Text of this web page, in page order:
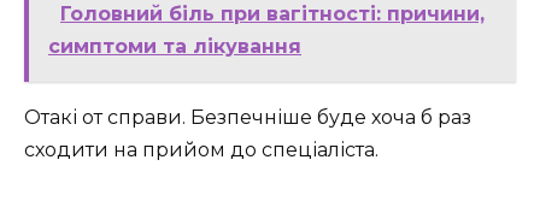
Головний біль при вагітності: причини,
симптоми та лікування
Отакі от справи. Безпечніше буде хоча б раз
сходити на прийом до спеціаліста.